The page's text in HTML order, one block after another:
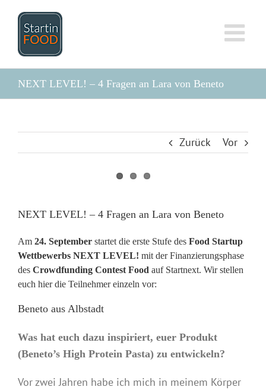
Inhalt
springen
NEXT LEVEL! – 4 Fragen an Lara von Beneto
Zurück Vor
grösseres
NEXT LEVEL! – 4 Fragen an Lara von Beneto
Am 24. September startet die erste Stufe des Food Startup
Wettbewerbs NEXT LEVEL! mit der Finanzierungsphase
des Crowdfunding Contest Food auf Startnext. Wir stellen
euch hier die Teilnehmer einzeln vor:
Beneto aus Albstadt
Was hat euch dazu inspiriert, euer Produkt
(Beneto’s High Protein Pasta) zu entwickeln?
Vor zwei Jahren habe ich mich in meinem Körper